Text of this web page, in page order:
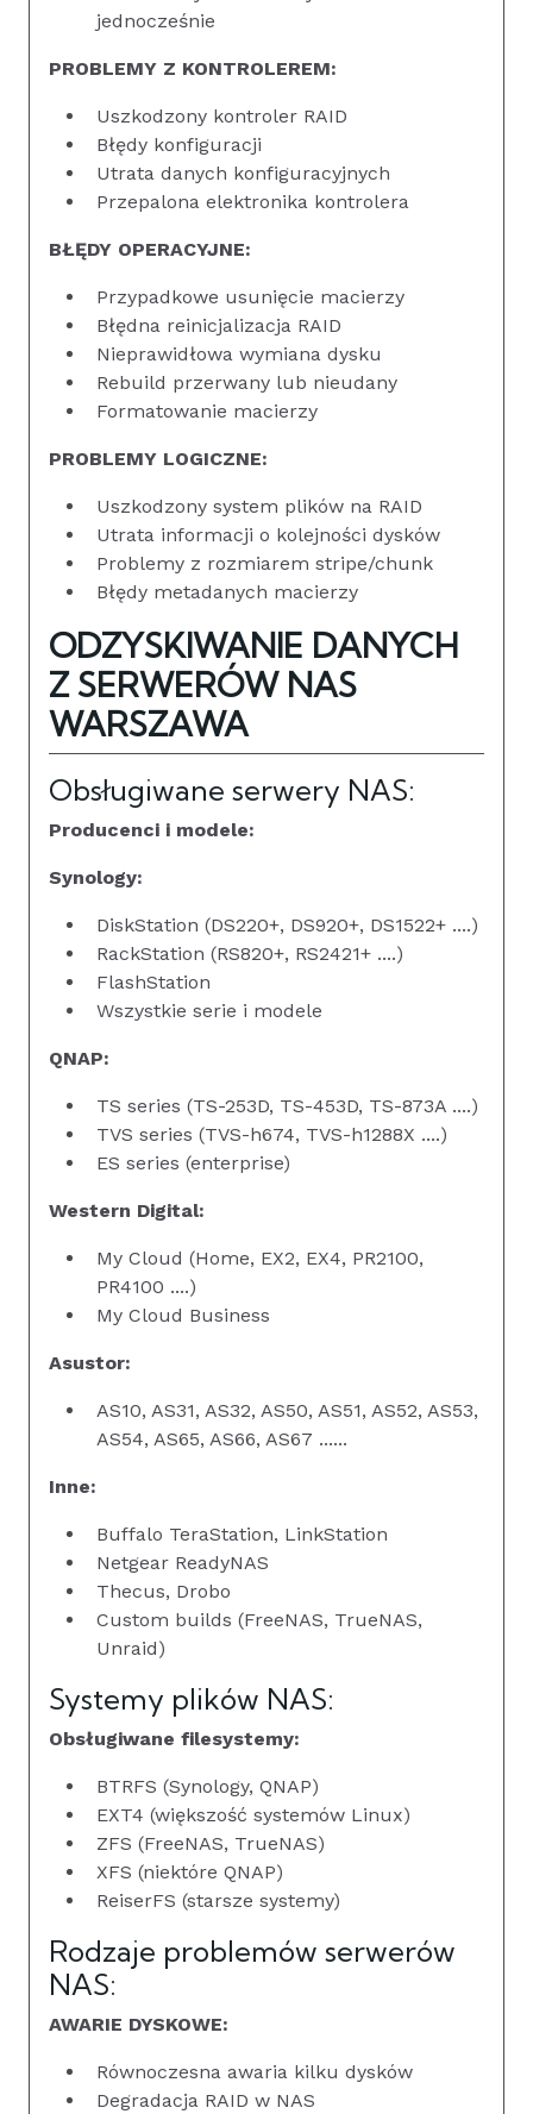
jednocześnie
PROBLEMY Z KONTROLEREM:
Uszkodzony kontroler RAID
Błędy konfiguracji
Utrata danych konfiguracyjnych
Przepalona elektronika kontrolera
BŁĘDY OPERACYJNE:
Przypadkowe usunięcie macierzy
Błędna reinicjalizacja RAID
Nieprawidłowa wymiana dysku
Rebuild przerwany lub nieudany
Formatowanie macierzy
PROBLEMY LOGICZNE:
Uszkodzony system plików na RAID
Utrata informacji o kolejności dysków
Problemy z rozmiarem stripe/chunk
Błędy metadanych macierzy
ODZYSKIWANIE DANYCH
Z SERWERÓW NAS
WARSZAWA
Obsługiwane serwery NAS:
Producenci i modele:
Synology:
DiskStation (DS220+, DS920+, DS1522+ ....)
RackStation (RS820+, RS2421+ ....)
FlashStation
Wszystkie serie i modele
QNAP:
TS series (TS-253D, TS-453D, TS-873A ....)
TVS series (TVS-h674, TVS-h1288X ....)
ES series (enterprise)
Western Digital:
My Cloud (Home, EX2, EX4, PR2100,
PR4100 ....)
My Cloud Business
Asustor:
AS10, AS31, AS32, AS50, AS51, AS52, AS53,
AS54, AS65, AS66, AS67 ......
Inne:
Buffalo TeraStation, LinkStation
Netgear ReadyNAS
Thecus, Drobo
Custom builds (FreeNAS, TrueNAS,
Unraid)
Systemy plików NAS:
Obsługiwane filesystemy:
BTRFS (Synology, QNAP)
EXT4 (większość systemów Linux)
ZFS (FreeNAS, TrueNAS)
XFS (niektóre QNAP)
ReiserFS (starsze systemy)
Rodzaje problemów serwerów
NAS:
AWARIE DYSKOWE:
Równoczesna awaria kilku dysków
Degradacja RAID w NAS